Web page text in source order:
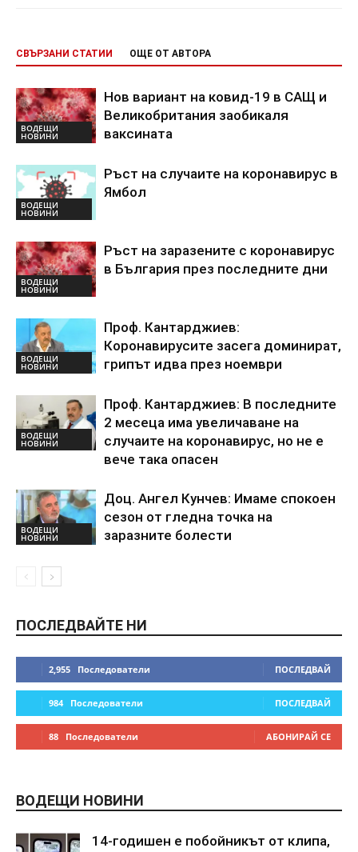
СВЪРЗАНИ СТАТИИ ОЩЕ ОТ АВТОРА
ВОДЕЩИ
НОВИНИ
Нов вариант на ковид-19 в САЩ и
Великобритания заобикаля
ваксината
ВОДЕЩИ
НОВИНИ
Ръст на случаите на коронавирус в
Ямбол
ВОДЕЩИ
НОВИНИ
Ръст на заразените с коронавирус
в България през последните дни
ВОДЕЩИ
НОВИНИ
Проф. Кантарджиев:
Коронавирусите засега доминират,
грипът идва през ноември
ВОДЕЩИ
НОВИНИ
Проф. Кантарджиев: В последните
2 месеца има увеличаване на
случаите на коронавирус, но не е
вече така опасен
ВОДЕЩИ
НОВИНИ
Доц. Ангел Кунчев: Имаме спокоен
сезон от гледна точка на
заразните болести
ПОСЛЕДВАЙТЕ НИ
2,955 Последователи ПОСЛЕДВАЙ
984 Последователи ПОСЛЕДВАЙ
88 Последователи АБОНИРАЙ СЕ
ВОДЕЩИ НОВИНИ
14-годишен е побойникът от клипа,